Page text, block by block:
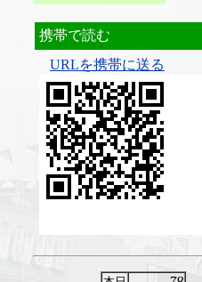
携帯で読む
URLを携帯に送る